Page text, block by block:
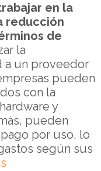
en la
reducción
de
la
a un proveedor
pueden
con la
y
pueden
por uso, lo
según sus